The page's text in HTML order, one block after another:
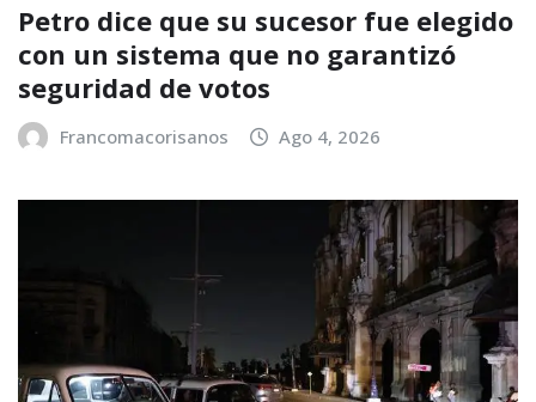
Petro dice que su sucesor fue elegido
con un sistema que no garantizó
seguridad de votos
Francomacorisanos Ago 4, 2026